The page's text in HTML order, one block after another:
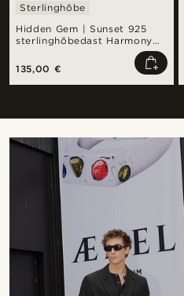
Hidden Gem | Sunset 925
sterlinghõbedast Harmony
Sterlinghõbe
135,00 €